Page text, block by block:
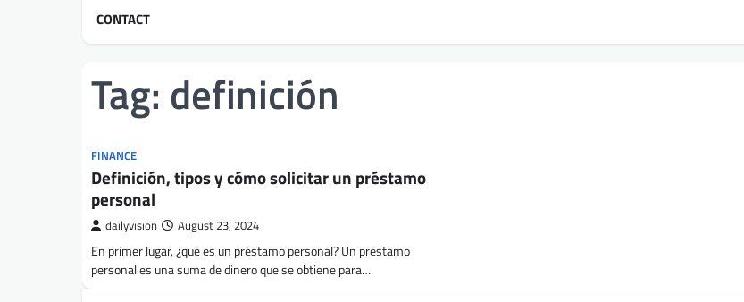
CONTACT
Tag: definición
FINANCE
Definición, tipos y cómo solicitar un préstamo
personal
dailyvision August 23, 2024
En primer lugar, ¿qué es un préstamo personal? Un préstamo
personal es una suma de dinero que se obtiene para…